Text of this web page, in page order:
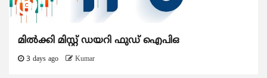
മിൽക്കി മിസ്റ്റ് ഡയറി ഫുഡ് ഐപിഒ
3 days ago Kumar